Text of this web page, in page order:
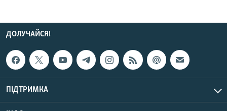
ДОЛУЧАЙСЯ!
ПІДТРИМКА